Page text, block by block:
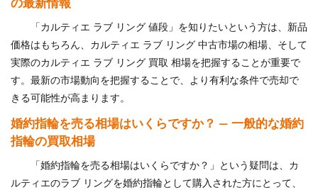
の最新情報
「カルティエ ラブ リング 値段」を知りたいという方は、新品
価格はもちろん、カルティエ ラブ リング 中古市場の相場、そして
実際のカルティエ ラブ リング 買取 相場を把握することが重要で
す。最新の市場動向を把握することで、より有利な条件で売却で
きる可能性が高まります。
婚約指輪を売る相場はいくらですか？ — 一般的な婚約
指輪の買取相場
「婚約指輪を売る相場はいくらですか？」という疑問は、カ
ルティエのラブ リングを婚約指輪として購入された方にとって、